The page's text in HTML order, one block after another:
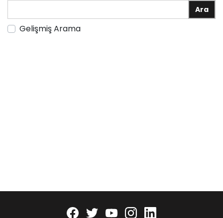
adv
Gelişmiş Arama
Facebook
twitteryoutubeinstagram